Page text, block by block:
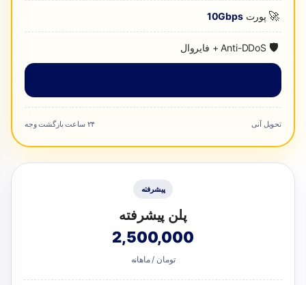
🚀 پورت10Gbps
🛡️ Anti-DDoS + فایروال
تحویل آنی ۲۴ ساعت بازگشت وجه
پیشرفته
پلن پیشرفته
2,500,000
تومان / ماهانه